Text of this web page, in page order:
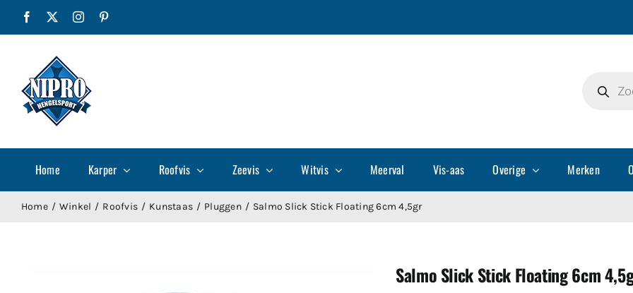
Facebook Instagram
zoeken
Home Karper Roofvis Zeevis Witvis Meerval Vis-aas Overige Merken
Home Winkel Roofvis Kunstaas Pluggen Salmo Slick Stick Floating 6cm 4,5gr
Salmo Slick Stick Floating 6cm